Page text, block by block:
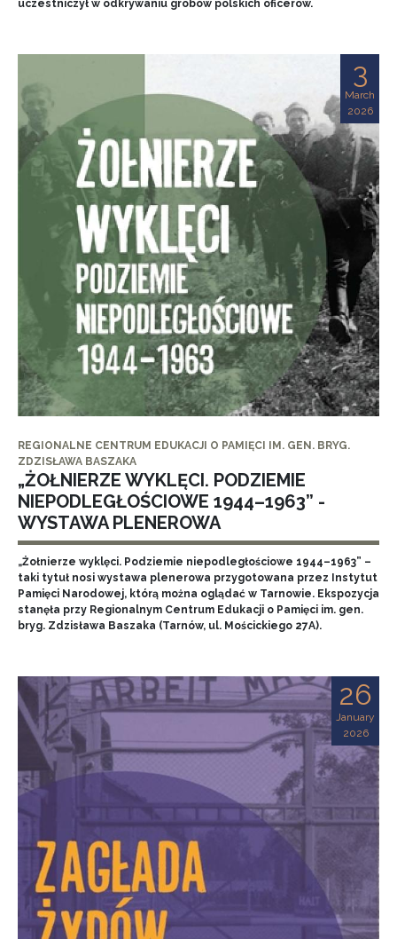
uczestniczył w odkrywaniu grobów polskich oficerów.
3
March
2026
REGIONALNE CENTRUM EDUKACJI O PAMIĘCI IM. GEN. BRYG.
ZDZISŁAWA BASZAKA
„ŻOŁNIERZE WYKLĘCI. PODZIEMIE
NIEPODLEGŁOŚCIOWE 1944–1963” -
WYSTAWA PLENEROWA
„Żołnierze wyklęci. Podziemie niepodległościowe 1944–1963” –
taki tytuł nosi wystawa plenerowa przygotowana przez Instytut
Pamięci Narodowej, którą można oglądać w Tarnowie. Ekspozycja
stanęła przy Regionalnym Centrum Edukacji o Pamięci im. gen.
bryg. Zdzisława Baszaka (Tarnów, ul. Mościckiego 27A).
26
January
2026